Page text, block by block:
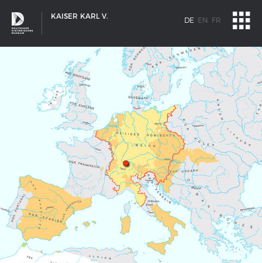
KAISER KARL V. DE EN FR
SCHIFFSTYPEN
Entwicklungen im europäischen Schiffbau